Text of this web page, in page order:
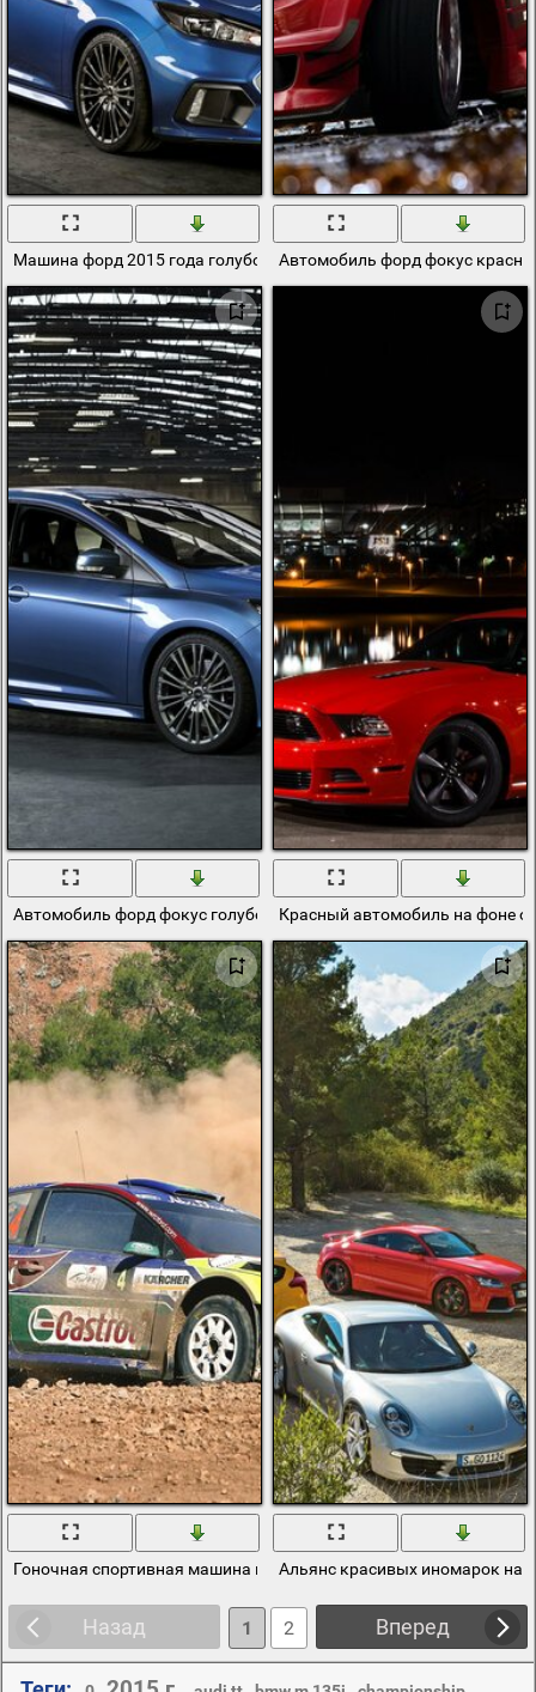
Машина форд 2015 года голубого цветаАвтомобиль форд фокус
Автомобиль форд фокус голубого цветаКрасный автомобиль на фоне
Гоночная спортивная машина поднимает пыльАльянс красивых иномарок на
Назад Вперед
1 2